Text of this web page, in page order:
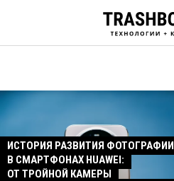
ИСТОРИЯ РАЗВИТИЯ ФОТОГРАФИИ
В СМАРТФОНАХ HUAWEI:
ОТ ТРОЙНОЙ КАМЕРЫ